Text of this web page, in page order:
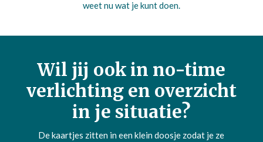
weet nu wat je kunt doen.
Wil jij ook in no-time
verlichting en overzicht
in je situatie?
De kaartjes zitten in een klein doosje zodat je ze